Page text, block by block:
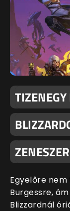
Egyelőre
Burgessre,
Blizzardnál